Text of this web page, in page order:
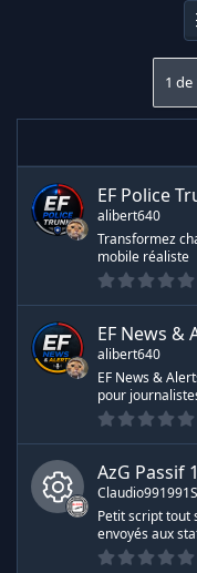
1 de
EF Police
alibert640
Transformez
mobile réaliste
i
l
(
s
)
EF News &
alibert640
EF News &
pour
0
i
l
AzG Passif
Petit script tout
envoyés aux